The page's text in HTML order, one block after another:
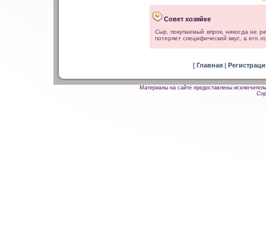
Совет хозяйке
Сыр, покупаемый впрок, никогда не
потеряет специфический вкус, а его
[ Главная |
Материалы на сайте предоставлены